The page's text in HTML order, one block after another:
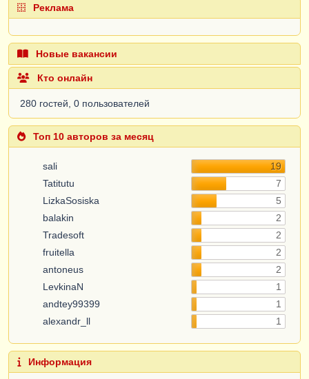
Реклама
Новые вакансии
Кто онлайн
280 гостей, 0 пользователей
Топ 10 авторов за месяц
sali
19
Tatitutu
7
LizkaSosiska
5
balakin
2
Tradesoft
2
fruitella
2
antoneus
2
LevkinaN
1
andtey99399
1
alexandr_ll
1
Информация